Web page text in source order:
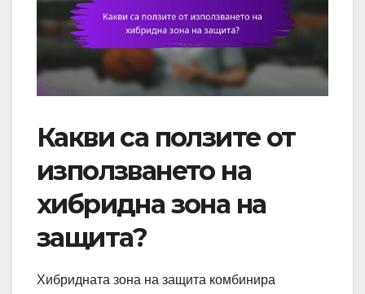
Какви са ползите от
използването на
хибридна зона на
защита?
Хибридната зона на защита комбинира